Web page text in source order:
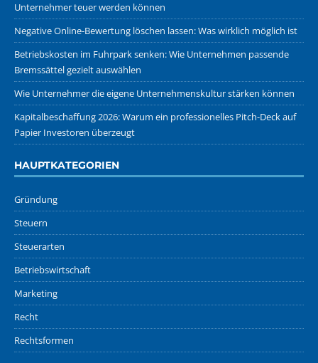
Unternehmer teuer werden können
Negative Online-Bewertung löschen lassen: Was wirklich möglich ist
Betriebskosten im Fuhrpark senken: Wie Unternehmen passende
Bremssättel gezielt auswählen
Wie Unternehmer die eigene Unternehmenskultur stärken können
Kapitalbeschaffung 2026: Warum ein professionelles Pitch-Deck auf
Papier Investoren überzeugt
HAUPTKATEGORIEN
Gründung
Steuern
Steuerarten
Betriebswirtschaft
Marketing
Recht
Rechtsformen